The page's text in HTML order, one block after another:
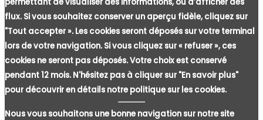
flux. Si vous souhaitez conserver un aperçu fidèle, cliquez sur
"Tout accepter ». Les cookies seront déposés sur votre terminal
lors de votre navigation. Si vous cliquez sur « refuser », ces
cookies ne seront pas déposés. Votre choix est conservé
pendant 12 mois. N'hésitez pas à cliquer sur "En savoir plus"
pour découvrir en détails notre politique sur les cookies.
Nous vous souhaitons une bonne navigation sur notre site